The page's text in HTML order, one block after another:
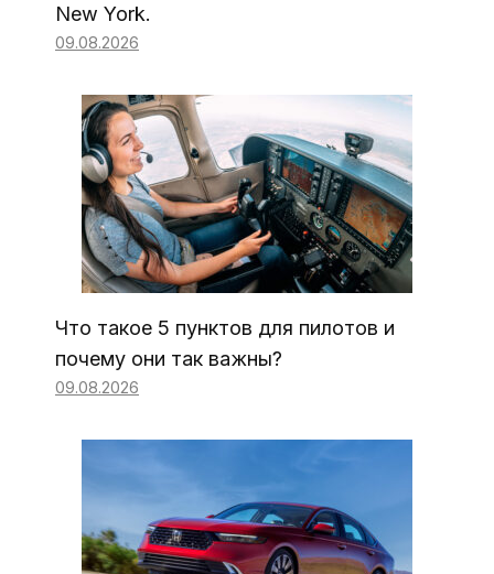
New York.
09.08.2026
Что такое 5 пунктов для пилотов и
почему они так важны?
09.08.2026